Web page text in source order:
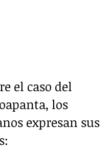
el caso del
los
expresan sus